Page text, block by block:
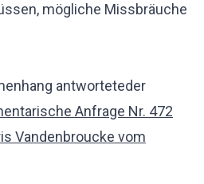
mögliche Missbräuche
antworteteder
Anfrage Nr. 472
Vandenbroucke vom